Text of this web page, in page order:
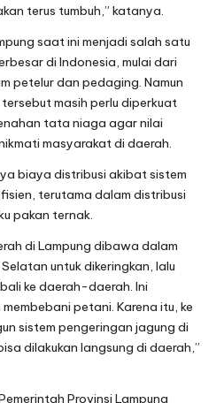
terus tumbuh,” katanya.
saat ini menjadi salah satu
di Indonesia, mulai dari
petelur dan pedaging. Namun
masih perlu diperkuat
tata niaga agar nilai
masyarakat di daerah.
biaya distribusi akibat sistem
terutama dalam distribusi
pakan ternak.
di Lampung dibawa dalam
untuk dikeringkan, lalu
ke daerah-daerah. Ini
petani. Karena itu, ke
sistem pengeringan jagung di
dilakukan langsung di daerah,”
Provinsi Lampung